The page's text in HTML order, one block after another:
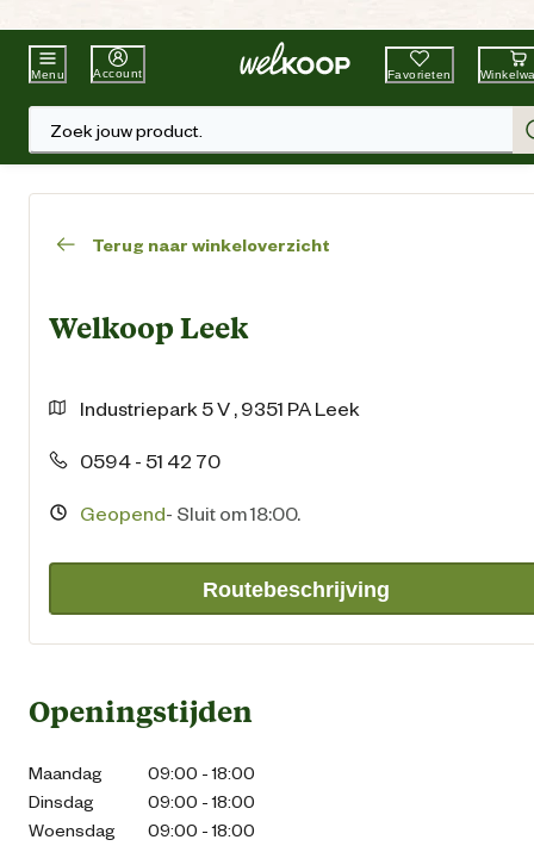
Beste WinkelketenTuin & Dier
Menu Account Favorieten
Zoek jouw product.
Terug naar winkeloverzicht
Welkoop Leek
Industriepark 5 V , 9351 PA Leek
0594 - 51 42 70
Geopend- Sluit om 18:00.
Routebeschrijving
Openingstijden
Maandag
09:00 - 18:00
Dinsdag
09:00 - 18:00
Woensdag
09:00 - 18:00